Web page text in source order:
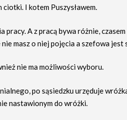
ciotki. I kotem Puszysławem.
pracy. A z pracą bywa różnie,
masz o niej pojęcia a szefowa jest
nie ma możliwości wyboru.
po sąsiedzku urzęduje
nastawionym do wróżki.